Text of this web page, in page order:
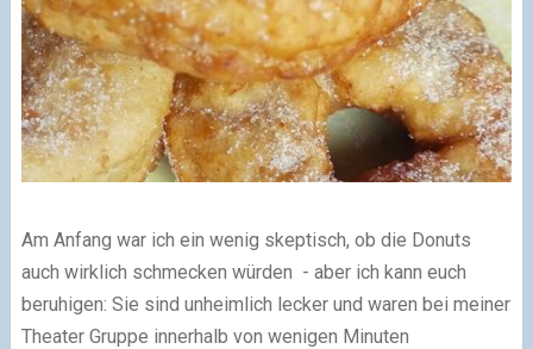
Am Anfang war ich ein wenig skeptisch, ob die Donuts
auch wirklich schmecken würden - aber ich kann euch
beruhigen: Sie sind unheimlich lecker und waren bei meiner
Theater Gruppe innerhalb von wenigen Minuten